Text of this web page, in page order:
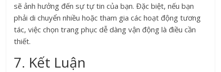
sẽ ảnh hưởng đến sự tự tin của bạn. Đặc biệt, nếu bạn
phải di chuyển nhiều hoặc tham gia các hoạt động tương
tác, việc chọn trang phục dễ dàng vận động là điều cần
thiết.
7. Kết Luận